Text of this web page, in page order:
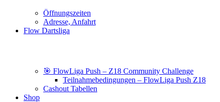
Öffnungszeiten
Adresse, Anfahrt
Flow Dartsliga
🎯 FlowLiga Push – Z18 Community Challenge
Teilnahmebedingungen – FlowLiga Push Z18
Cashout Tabellen
Shop